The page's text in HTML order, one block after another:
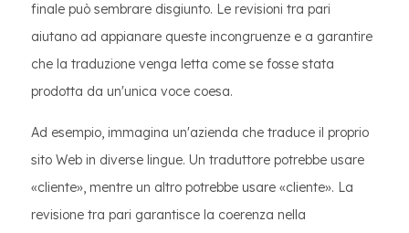
finale può sembrare disgiunto. Le revisioni tra pari
aiutano ad appianare queste incongruenze e a garantire
che la traduzione venga letta come se fosse stata
prodotta da un'unica voce coesa.
Ad esempio, immagina un'azienda che traduce il proprio
sito Web in diverse lingue. Un traduttore potrebbe usare
«cliente», mentre un altro potrebbe usare «cliente». La
revisione tra pari garantisce la coerenza nella